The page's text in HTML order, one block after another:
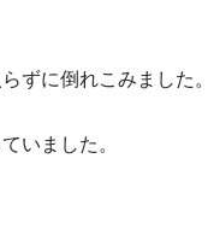
ずに倒れこみました。
いました。